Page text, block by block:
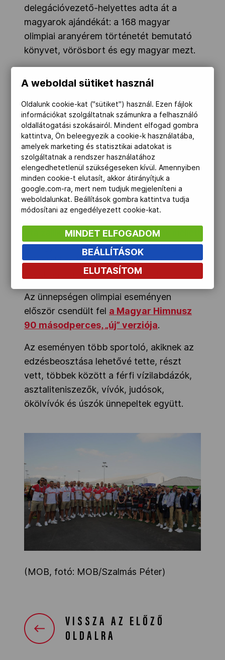
delegációvezető-helyettes adta át a
magyarok ajándékát: a 168 magyar
olimpiai aranyérem történetét bemutató
könyvet, vörösbort és egy magyar mezt.
óta zajlik, csütörtökön a magyarok mellett
a lengyeleket, a tanzániaiakat, a Virgin-
szigeteki és bosznia-hercegovinai,
továbbá a gineaiakat üdvözölték.
Az ünnepségen olimpiai eseményen
először csendült fel a Magyar Himnusz
90 másodperces, „új” verziója.
Az eseményen több sportoló, akiknek az
edzésbeosztása lehetővé tette, részt
vett, többek között a férfi vízilabdázók,
asztaliteniszezők, vívók, judósok,
ökölvívók és úszók ünnepeltek együtt.
(MOB, fotó: MOB/Szalmás Péter)
VISSZA AZ ELŐZŐ
OLDALRA
A weboldal sütiket használ
Oldalunk cookie-kat ("sütiket") használ. Ezen fájlok
információkat szolgáltatnak számunkra a felhasználó
oldallátogatási szokásairól. Mindent elfogad gombra
kattintva, Ön beleegyezik a cookie-k használatába,
amelyek marketing és statisztikai adatokat is
szolgáltatnak a rendszer használatához
elengedhetetlenül szükségeseken kívül. Amennyiben
minden cookie-t elutasít, akkor átirányítjuk a
google.com-ra, mert nem tudjuk megjeleníteni a
weboldalunkat. Beállítások gombra kattintva tudja
módosítani az engedélyezett cookie-kat.
MINDET ELFOGADOM
BEÁLLÍTÁSOK
ELUTASÍTOM